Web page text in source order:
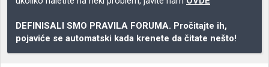
DEFINISALI SMO PRAVILA FORUMA. Pročitajte ih,
pojaviće se automatski kada krenete da čitate nešto!